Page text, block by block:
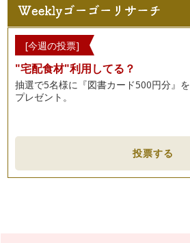
[今週の投票]
"宅配食材"利用してる？
抽選で5名様に『図書カード500円分』を
プレゼント。
投票する